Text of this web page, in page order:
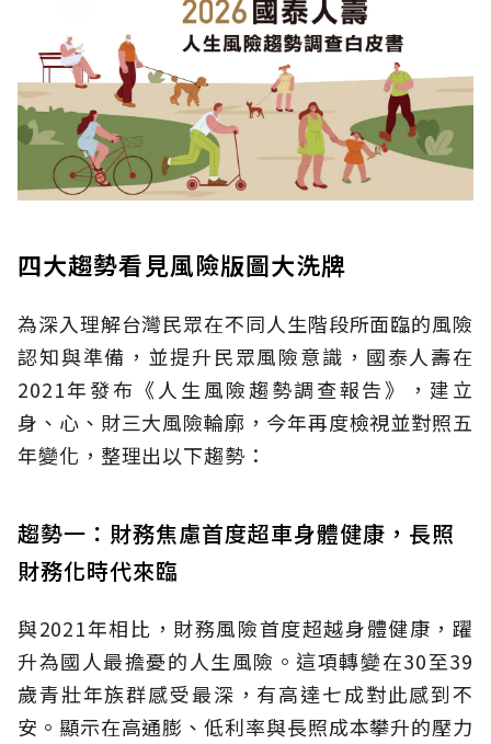
四大趨勢看見風險版圖大洗牌
為深入理解台灣民眾在不同人生階段所面臨的風險
認知與準備，並提升民眾風險意識，國泰人壽在
2021年發布《人生風險趨勢調查報告》，建立
身、心、財三大風險輪廓，今年再度檢視並對照五
年變化，整理出以下趨勢：
趨勢一：財務焦慮首度超車身體健康，長照
財務化時代來臨
與2021年相比，財務風險首度超越身體健康，躍
升為國人最擔憂的人生風險。這項轉變在30至39
歲青壯年族群感受最深，有高達七成對此感到不
安。顯示在高通膨、低利率與長照成本攀升的壓力